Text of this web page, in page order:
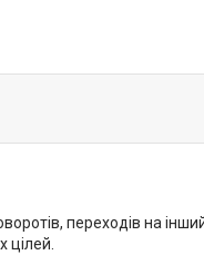
переходів на
цілей.